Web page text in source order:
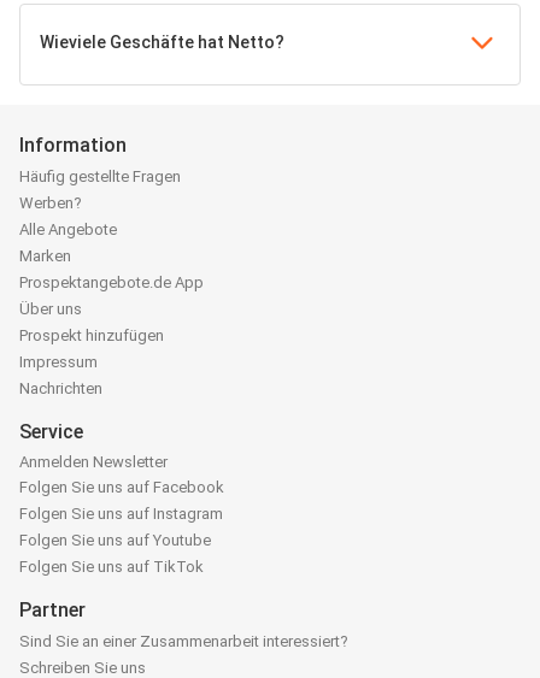
Wieviele Geschäfte hat Netto?
Information
Häufig gestellte Fragen
Werben?
Alle Angebote
Marken
Prospektangebote.de App
Über uns
Prospekt hinzufügen
Impressum
Nachrichten
Service
Anmelden Newsletter
Folgen Sie uns auf Facebook
Folgen Sie uns auf Instagram
Folgen Sie uns auf Youtube
Folgen Sie uns auf TikTok
Partner
Sind Sie an einer Zusammenarbeit interessiert?
Schreiben Sie uns